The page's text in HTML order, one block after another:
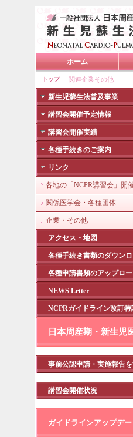
ホーム
トップ 関連企業その他
新生児蘇生法普及事業
講習会開催予定情報
講習会開催実績
各種手続きのご案内
リンク
各地の「NCPR講習会」開
関係医学会・各種団体
企業・その他
アクセス・地図
各種手続き書類のダウン
各種申請書類のアップロ
NEWS Letter
NCPRガイドライン改訂特
日本周産期・新生児
事前公認申請・実施報告
講習会開催状況
ガイドラインアップデ